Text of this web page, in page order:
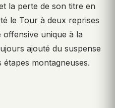
la perte de son titre en
le Tour à deux reprises
unique à la
ajouté du suspense
étapes montagneuses.